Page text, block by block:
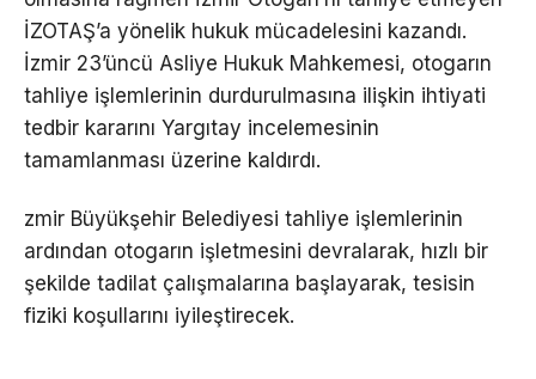
İZOTAŞ’a yönelik hukuk mücadelesini kazandı.
İzmir 23’üncü Asliye Hukuk Mahkemesi, otogarın
tahliye işlemlerinin durdurulmasına ilişkin ihtiyati
tedbir kararını Yargıtay incelemesinin
tamamlanması üzerine kaldırdı.
zmir Büyükşehir Belediyesi tahliye işlemlerinin
ardından otogarın işletmesini devralarak, hızlı bir
şekilde tadilat çalışmalarına başlayarak, tesisin
fiziki koşullarını iyileştirecek.